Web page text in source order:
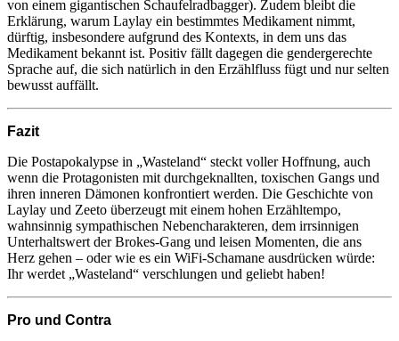
von einem gigantischen Schaufelradbagger). Zudem bleibt die
Erklärung, warum Laylay ein bestimmtes Medikament nimmt,
dürftig, insbesondere aufgrund des Kontexts, in dem uns das
Medikament bekannt ist. Positiv fällt dagegen die gendergerechte
Sprache auf, die sich natürlich in den Erzählfluss fügt und nur selten
bewusst auffällt.
Fazit
Die Postapokalypse in „Wasteland“ steckt voller Hoffnung, auch
wenn die Protagonisten mit durchgeknallten, toxischen Gangs und
ihren inneren Dämonen konfrontiert werden. Die Geschichte von
Laylay und Zeeto überzeugt mit einem hohen Erzähltempo,
wahnsinnig sympathischen Nebencharakteren, dem irrsinnigen
Unterhaltswert der Brokes-Gang und leisen Momenten, die ans
Herz gehen – oder wie es ein WiFi-Schamane ausdrücken würde:
Ihr werdet „Wasteland“ verschlungen und geliebt haben!
Pro und Contra